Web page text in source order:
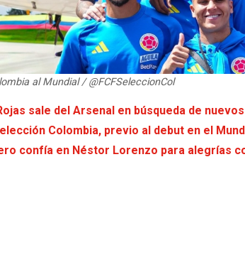
al Mundial / @FCFSeleccionCol
sale del Arsenal en búsqueda de
Colombia, previo al debut en el
confía en Néstor Lorenzo para alegrías